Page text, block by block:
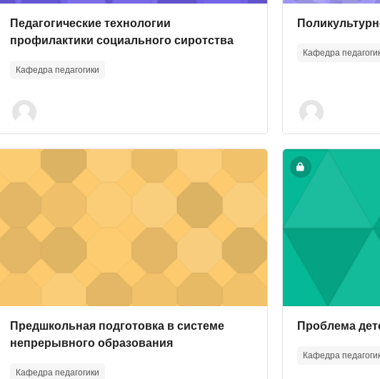
Course image
Course name
Педагогические технологии
профилактики социального сиротства
Кафедра педагогики
Course image
Course name
Кафедра
Course image" Предшкольная подготовка в системе непрерывного
Course image
Course name
Предшкольная подготовка в системе
непрерывного образования
Кафедра педагогики
Course image"
Course image
Course name
Проблема
Кафедра